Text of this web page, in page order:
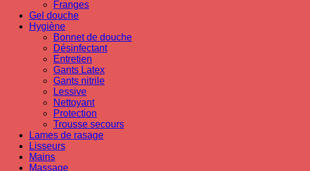
Franges
Gel douche
Hygiène
Bonnet de douche
Désinfectant
Entretien
Gants Latex
Gants nitrile
Lessive
Nettoyant
Protection
Trousse secours
Lames de rasage
Lisseurs
Mains
Massage